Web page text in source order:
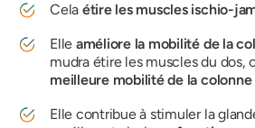
Cela étire les muscles ischio-
Elle améliore la mobilité de la
mudraétire les muscles du dos,
meilleure mobilité de la
Elle contribue à stimuler la